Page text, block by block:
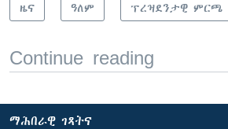
ዜና ዓለም ፕረዝደንታዊ ምርጫ
Continue reading
ማሕበራዊ ገጻትና